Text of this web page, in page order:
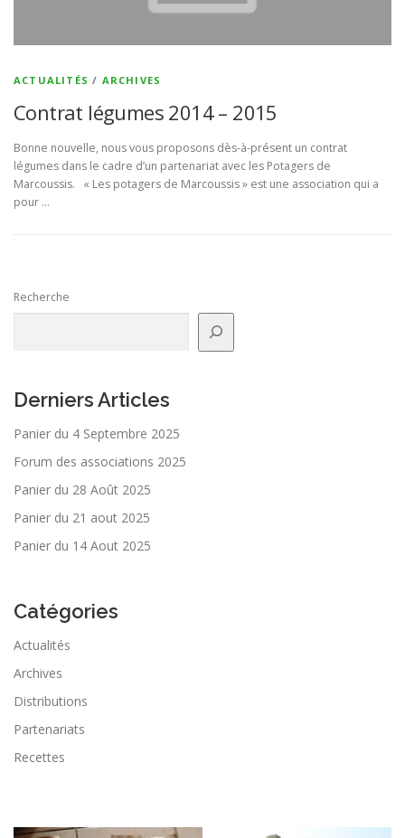
ACTUALITÉS / ARCHIVES
Contrat légumes 2014 – 2015
Bonne nouvelle, nous vous proposons dès-à-présent un contrat
légumes dans le cadre d’un partenariat avec les Potagers de
Marcoussis. « Les potagers de Marcoussis » est une association qui a
pour …
Recherche
Derniers Articles
Panier du 4 Septembre 2025
Forum des associations 2025
Panier du 28 Août 2025
Panier du 21 aout 2025
Panier du 14 Aout 2025
Catégories
Actualités
Archives
Distributions
Partenariats
Recettes